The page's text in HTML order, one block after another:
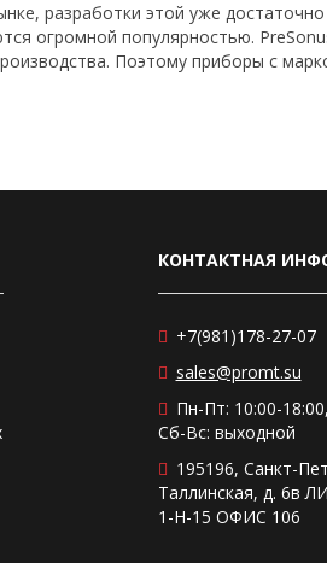
разработки этой уже
огромной популярностью.
Поэтому приборы с
КОНТАКТНАЯ
+7(981)178-27-07
sales@promt.su
Пн-Пт: 10:00-18:00,
Сб-Вс: выходной
195196, Санкт-
Таллинская, д. 6в
1-Н-15 ОФИС 106